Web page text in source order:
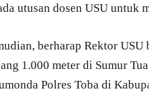
utusan dosen USU untuk
berharap Rektor
1.000 meter di Sumur
Polres Toba di